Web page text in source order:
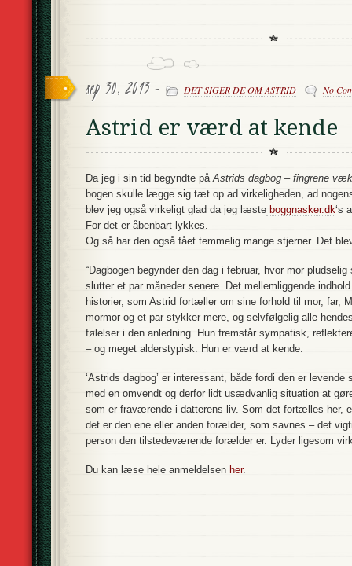
sep 30, 2013 - DET SIGER DE OM ASTRID No
Astrid er værd at kende
Da jeg i sin tid begyndte på Astrids dagbog – fingrene
bogen skulle lægge sig tæt op ad virkeligheden, ad
blev jeg også virkeligt glad da jeg læste boggnasker.dk‘s
For det er åbenbart lykkes.
Og så har den også fået temmelig mange stjerner. Det
“Dagbogen begynder den dag i februar, hvor mor
slutter et par måneder senere. Det mellemliggende
historier, som Astrid fortæller om sine forhold til mor, far,
mormor og et par stykker mere, og selvfølgelig alle
følelser i den anledning. Hun fremstår sympatisk,
– og meget alderstypisk. Hun er værd at kende.
‘Astrids dagbog’ er interessant, både fordi den er
med en omvendt og derfor lidt usædvanlig situation at
som er fraværende i datterens liv. Som det fortælles her,
det er den ene eller anden forælder, som savnes – det
person den tilstedeværende forælder er. Lyder ligesom
Du kan læse hele anmeldelsen her.